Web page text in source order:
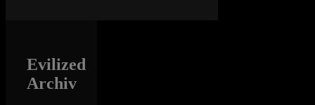
Evilized
Archiv